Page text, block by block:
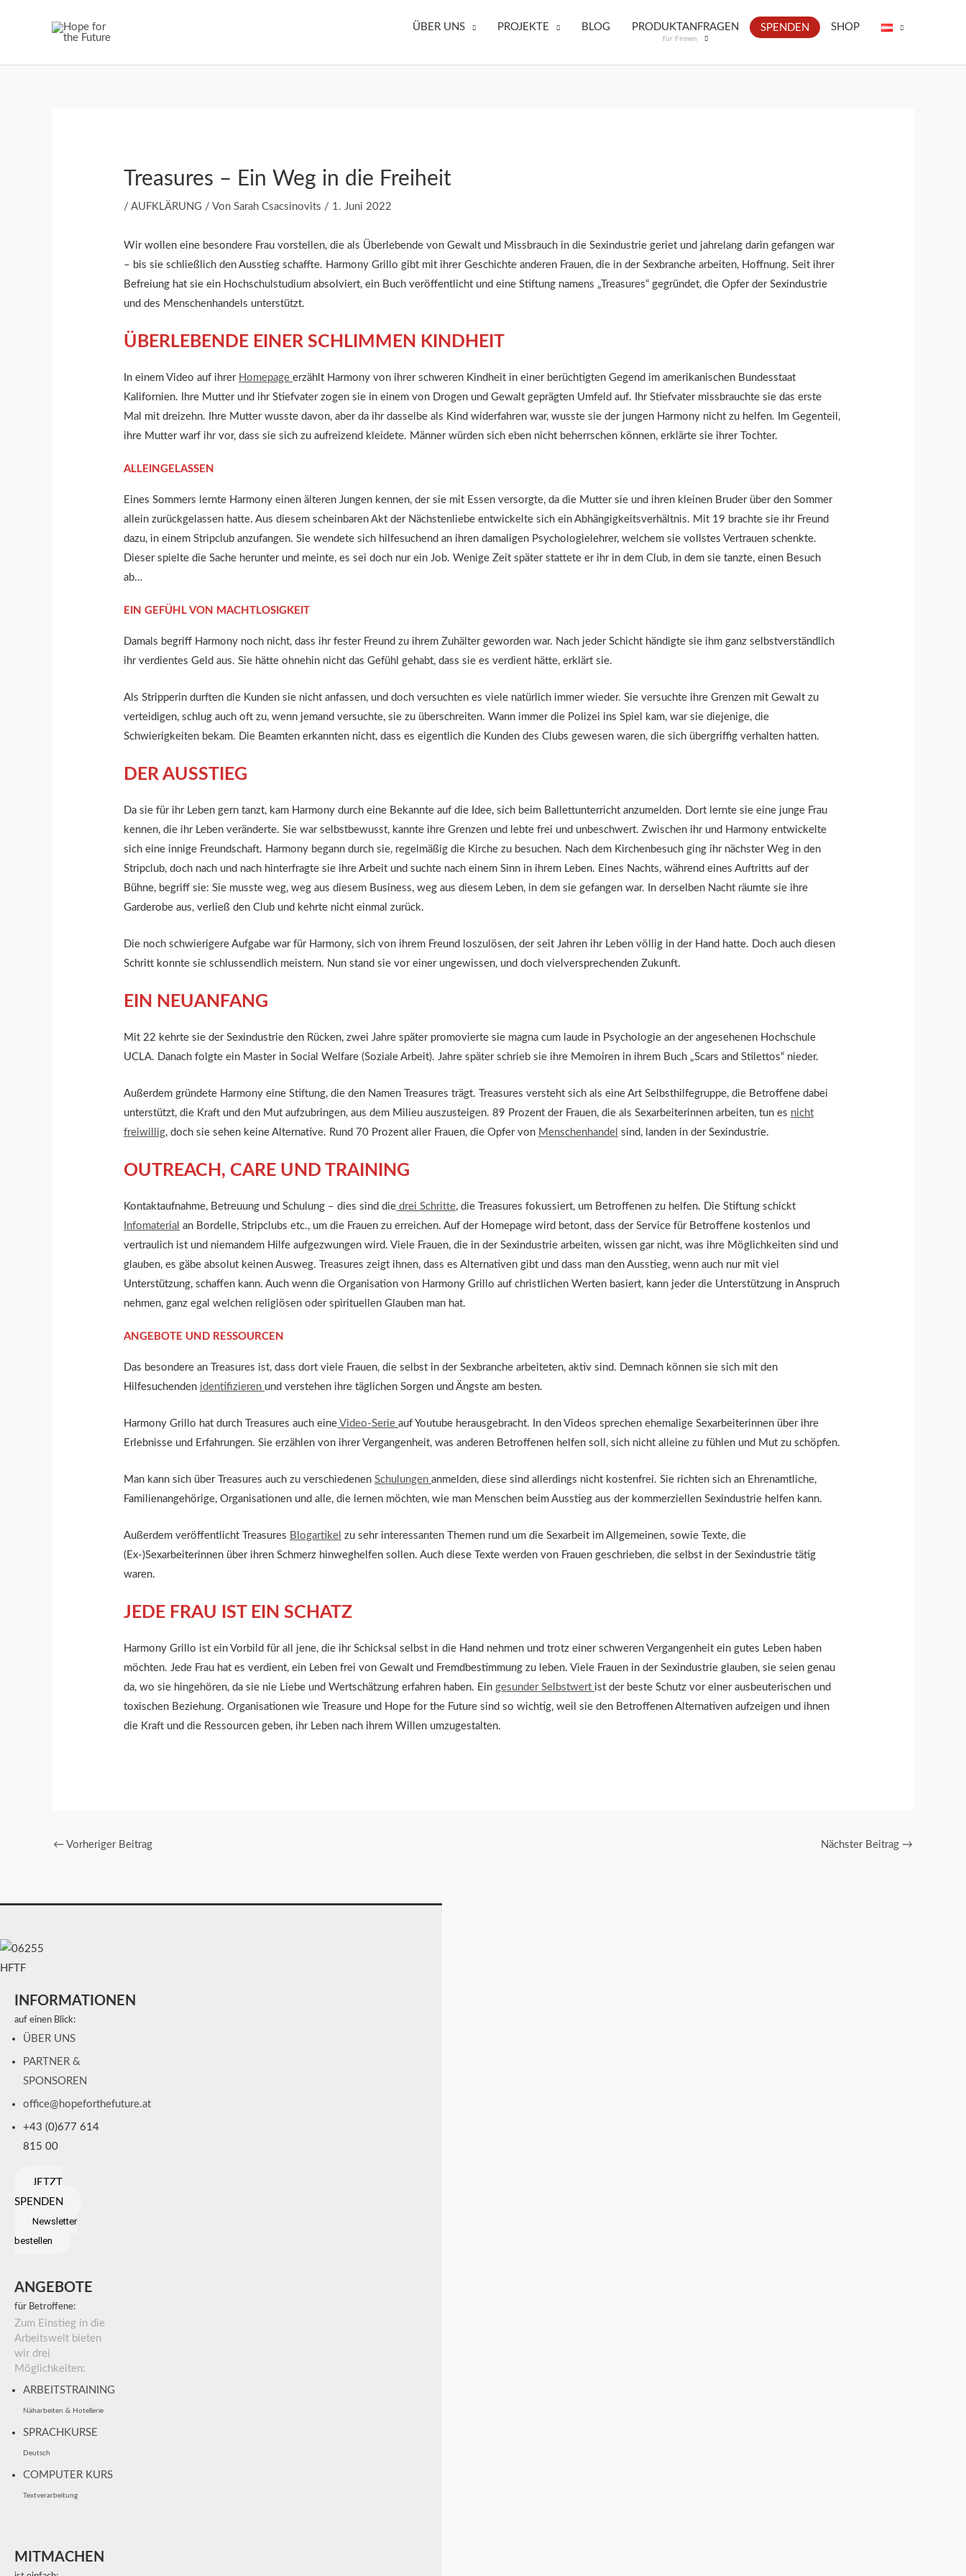
ÜBER UNS PROJEKTE BLOG PRODUKTANFRAGEN
für Firmen
SPENDEN SHOP
Treasures – Ein Weg in die Freiheit
/AUFKLÄRUNG / VonSarah Csacsinovits / 1. Juni 2022
Wir wollen eine besondere Frau vorstellen, die als Überlebende von Gewalt und Missbrauch in die Sexindustrie geriet und jahrelang darin gefangen war
– bis sie schließlich den Ausstieg schaffte. Harmony Grillo gibt mit ihrer Geschichte anderen Frauen, die in der Sexbranche arbeiten, Hoffnung. Seit ihrer
Befreiung hat sie ein Hochschulstudium absolviert, ein Buch veröffentlicht und eine Stiftung namens „Treasures“ gegründet, die Opfer der Sexindustrie
und des Menschenhandels unterstützt.
ÜBERLEBENDE EINER SCHLIMMEN KINDHEIT
In einem Video auf ihrer Homepageerzählt Harmony von ihrer schweren Kindheit in einer berüchtigten Gegend im amerikanischen Bundesstaat
Kalifornien. Ihre Mutter und ihr Stiefvater zogen sie in einem von Drogen und Gewalt geprägten Umfeld auf. Ihr Stiefvater missbrauchte sie das erste
Mal mit dreizehn. Ihre Mutter wusste davon, aber da ihr dasselbe als Kind widerfahren war, wusste sie der jungen Harmony nicht zu helfen. Im Gegenteil,
ihre Mutter warf ihr vor, dass sie sich zu aufreizend kleidete. Männer würden sich eben nicht beherrschen können, erklärte sie ihrer Tochter.
ALLEINGELASSEN
Eines Sommers lernte Harmony einen älteren Jungen kennen, der sie mit Essen versorgte, da die Mutter sie und ihren kleinen Bruder über den Sommer
allein zurückgelassen hatte. Aus diesem scheinbaren Akt der Nächstenliebe entwickelte sich ein Abhängigkeitsverhältnis. Mit 19 brachte sie ihr Freund
dazu, in einem Stripclub anzufangen. Sie wendete sich hilfesuchend an ihren damaligen Psychologielehrer, welchem sie vollstes Vertrauen schenkte.
Dieser spielte die Sache herunter und meinte, es sei doch nur ein Job. Wenige Zeit später stattete er ihr in dem Club, in dem sie tanzte, einen Besuch
ab…
EIN GEFÜHL VON MACHTLOSIGKEIT
Damals begriff Harmony noch nicht, dass ihr fester Freund zu ihrem Zuhälter geworden war. Nach jeder Schicht händigte sie ihm ganz selbstverständlich
ihr verdientes Geld aus. Sie hätte ohnehin nicht das Gefühl gehabt, dass sie es verdient hätte, erklärt sie.
Als Stripperin durften die Kunden sie nicht anfassen, und doch versuchten es viele natürlich immer wieder. Sie versuchte ihre Grenzen mit Gewalt zu
verteidigen, schlug auch oft zu, wenn jemand versuchte, sie zu überschreiten. Wann immer die Polizei ins Spiel kam, war sie diejenige, die
Schwierigkeiten bekam. Die Beamten erkannten nicht, dass es eigentlich die Kunden des Clubs gewesen waren, die sich übergriffig verhalten hatten.
DER AUSSTIEG
Da sie für ihr Leben gern tanzt, kam Harmony durch eine Bekannte auf die Idee, sich beim Ballettunterricht anzumelden. Dort lernte sie eine junge Frau
kennen, die ihr Leben veränderte. Sie war selbstbewusst, kannte ihre Grenzen und lebte frei und unbeschwert. Zwischen ihr und Harmony entwickelte
sich eine innige Freundschaft. Harmony begann durch sie, regelmäßig die Kirche zu besuchen. Nach dem Kirchenbesuch ging ihr nächster Weg in den
Stripclub, doch nach und nach hinterfragte sie ihre Arbeit und suchte nach einem Sinn in ihrem Leben. Eines Nachts, während eines Auftritts auf der
Bühne, begriff sie: Sie musste weg, weg aus diesem Business, weg aus diesem Leben, in dem sie gefangen war. In derselben Nacht räumte sie ihre
Garderobe aus, verließ den Club und kehrte nicht einmal zurück.
Die noch schwierigere Aufgabe war für Harmony, sich von ihrem Freund loszulösen, der seit Jahren ihr Leben völlig in der Hand hatte. Doch auch diesen
Schritt konnte sie schlussendlich meistern. Nun stand sie vor einer ungewissen, und doch vielversprechenden Zukunft.
EIN NEUANFANG
Mit 22 kehrte sie der Sexindustrie den Rücken, zwei Jahre später promovierte sie magna cum laude in Psychologie an der angesehenen Hochschule
UCLA. Danach folgte ein Master in Social Welfare (Soziale Arbeit). Jahre später schrieb sie ihre Memoiren in ihrem Buch „Scars and Stilettos“ nieder.
Außerdem gründete Harmony eine Stiftung, die den Namen Treasures trägt. Treasures versteht sich als eine Art Selbsthilfegruppe, die Betroffene dabei
unterstützt, die Kraft und den Mut aufzubringen, aus dem Milieu auszusteigen. 89 Prozent der Frauen, die als Sexarbeiterinnen arbeiten, tun es nicht
freiwillig, doch sie sehen keine Alternative. Rund 70 Prozent aller Frauen, die Opfer von Menschenhandel sind, landen in der Sexindustrie.
OUTREACH, CARE UND TRAINING
Kontaktaufnahme, Betreuung und Schulung – dies sind die drei Schritte, die Treasures fokussiert, um Betroffenen zu helfen. Die Stiftung schickt
Infomaterial an Bordelle, Stripclubs etc., um die Frauen zu erreichen. Auf der Homepage wird betont, dass der Service für Betroffene kostenlos und
vertraulich ist und niemandem Hilfe aufgezwungen wird. Viele Frauen, die in der Sexindustrie arbeiten, wissen gar nicht, was ihre Möglichkeiten sind und
glauben, es gäbe absolut keinen Ausweg. Treasures zeigt ihnen, dass es Alternativen gibt und dass man den Ausstieg, wenn auch nur mit viel
Unterstützung, schaffen kann. Auch wenn die Organisation von Harmony Grillo auf christlichen Werten basiert, kann jeder die Unterstützung in Anspruch
nehmen, ganz egal welchen religiösen oder spirituellen Glauben man hat.
ANGEBOTE UND RESSOURCEN
Das besondere an Treasures ist, dass dort viele Frauen, die selbst in der Sexbranche arbeiteten, aktiv sind. Demnach können sie sich mit den
Hilfesuchenden identifizieren und verstehen ihre täglichen Sorgen und Ängste am besten.
Harmony Grillo hat durch Treasures auch eine Video-Serieauf Youtube herausgebracht. In den Videos sprechen ehemalige Sexarbeiterinnen über ihre
Erlebnisse und Erfahrungen. Sie erzählen von ihrer Vergangenheit, was anderen Betroffenen helfen soll, sich nicht alleine zu fühlen und Mut zu schöpfen.
Man kann sich über Treasures auch zu verschiedenenSchulungenanmelden, diese sind allerdings nicht kostenfrei. Sie richten sich an Ehrenamtliche,
Familienangehörige, Organisationen und alle, die lernen möchten, wie man Menschen beim Ausstieg aus der kommerziellen Sexindustrie helfen kann.
Außerdem veröffentlicht Treasures Blogartikel zu sehr interessanten Themen rund um die Sexarbeit im Allgemeinen, sowie Texte, die
(Ex-)Sexarbeiterinnen über ihren Schmerz hinweghelfen sollen. Auch diese Texte werden von Frauen geschrieben, die selbst in der Sexindustrie tätig
waren.
JEDE FRAU IST EIN SCHATZ
Harmony Grillo ist ein Vorbild für all jene, die ihr Schicksal selbst in die Hand nehmen und trotz einer schweren Vergangenheit ein gutes Leben haben
möchten. Jede Frau hat es verdient, ein Leben frei von Gewalt und Fremdbestimmung zu leben. Viele Frauen in der Sexindustrie glauben, sie seien genau
da, wo sie hingehören, da sie nie Liebe und Wertschätzung erfahren haben. Eingesunder Selbstwert ist der beste Schutz vor einer ausbeuterischen und
toxischen Beziehung. Organisationen wie Treasure und Hope for the Future sind so wichtig, weil sie den Betroffenen Alternativen aufzeigen und ihnen
die Kraft und die Ressourcen geben, ihr Leben nach ihrem Willen umzugestalten.
← Vorheriger Beitrag Nächster Beitrag →
INFORMATIONEN
auf einen Blick:
ÜBER UNS
PARTNER &
SPONSOREN
office@hopeforthefuture.at
+43 (0)677 614
815 00
JETZT
SPENDEN
Newsletter
bestellen
ANGEBOTE
für Betroffene:
Zum Einstieg in die
Arbeitswelt bieten
wir drei
Möglichkeiten:
ARBEITSTRAINING
Näharbeiten & Hotellerie
SPRACHKURSE
Deutsch
COMPUTER KURS
Textverarbeitung
MITMACHEN